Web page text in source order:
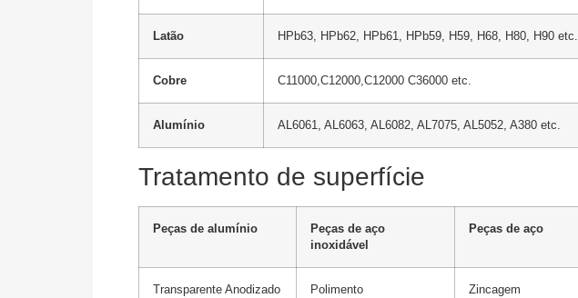
Latão HPb63, HPb62, HPb61, HPb59, H59, H68, H80, H90 etc.
Cobre C11000,C12000,C12000 C36000 etc.
Alumínio AL6061, AL6063, AL6082, AL7075, AL5052, A380 etc.
Tratamento de superfície
Peças de alumínio
Peças de aço
inoxidável
Peças de aço
Transparente Anodizado Polimento Zincagem